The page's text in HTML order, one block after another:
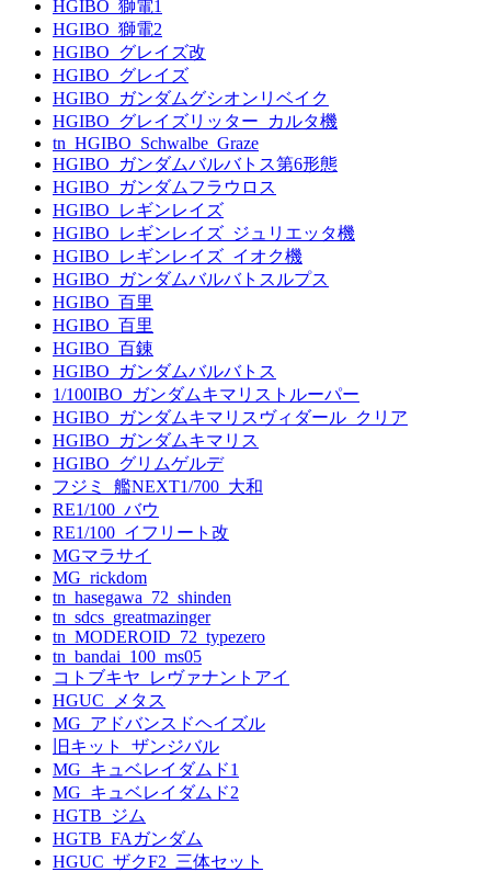
HGIBO_獅電1
HGIBO_獅電2
HGIBO_グレイズ改
HGIBO_グレイズ
HGIBO_ガンダムグシオンリベイク
HGIBO_グレイズリッター_カルタ機
tn_HGIBO_Schwalbe_Graze
HGIBO_ガンダムバルバトス第6形態
HGIBO_ガンダムフラウロス
HGIBO_レギンレイズ
HGIBO_レギンレイズ_ジュリエッタ機
HGIBO_レギンレイズ_イオク機
HGIBO_ガンダムバルバトスルプス
HGIBO_百里
HGIBO_百里
HGIBO_百錬
HGIBO_ガンダムバルバトス
1/100IBO_ガンダムキマリストルーパー
HGIBO_ガンダムキマリスヴィダール_クリア
HGIBO_ガンダムキマリス
HGIBO_グリムゲルデ
フジミ_艦NEXT1/700_大和
RE1/100_バウ
RE1/100_イフリート改
MGマラサイ
MG_rickdom
tn_hasegawa_72_shinden
tn_sdcs_greatmazinger
tn_MODEROID_72_typezero
tn_bandai_100_ms05
コトブキヤ_レヴァナントアイ
HGUC_メタス
MG_アドバンスドヘイズル
旧キット_ザンジバル
MG_キュベレイダムド1
MG_キュベレイダムド2
HGTB_ジム
HGTB_FAガンダム
HGUC_ザクF2_三体セット